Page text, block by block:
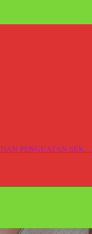
PENGUATAN SEK…